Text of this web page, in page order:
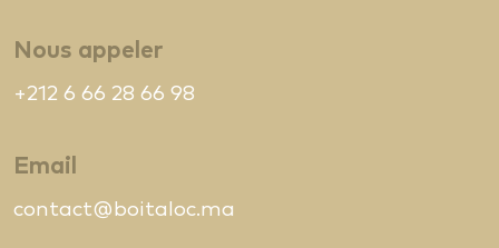
Nous appeler
+212 6 66 28 66 98
Email
contact@boitaloc.ma